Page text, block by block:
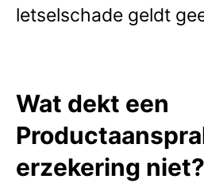
letselschade geldt
Wat dekt een
erzekering niet?